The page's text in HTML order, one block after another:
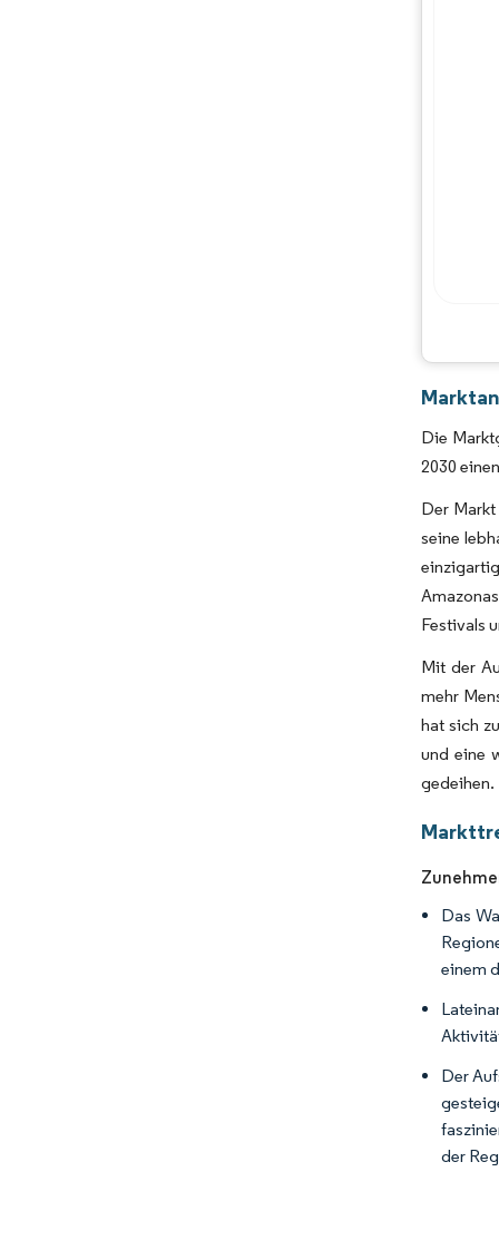
Die
2030
Der
seine
Festivals
Mit der
mehr
hat sich
und eine
gedeihen.
Das
einem
Der
der